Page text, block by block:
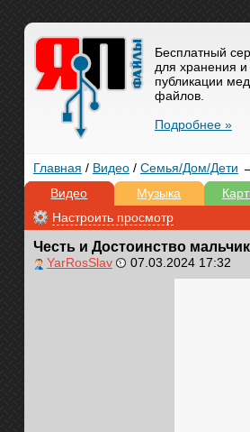
Бесплатный
для хранения и
публикации
файлов.
Подробнее »
Главная / Видео/ Семья/Дом/Дети
Видео
Музыка
Настроить просмотр
Честь и Достоинство
YarRosSlav 07.03.2024 17:32